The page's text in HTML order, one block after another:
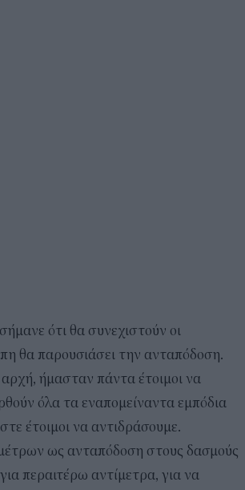
ότι θα συνεχιστούν οι
θα παρουσιάσει την ανταπόδοση.
αρχή, ήμασταν πάντα έτοιμοι να
όλα τα εναπομείναντα εμπόδια
έτοιμοι να αντιδράσουμε.
ως ανταπόδοση στους δασμούς
περαιτέρω αντίμετρα, για να